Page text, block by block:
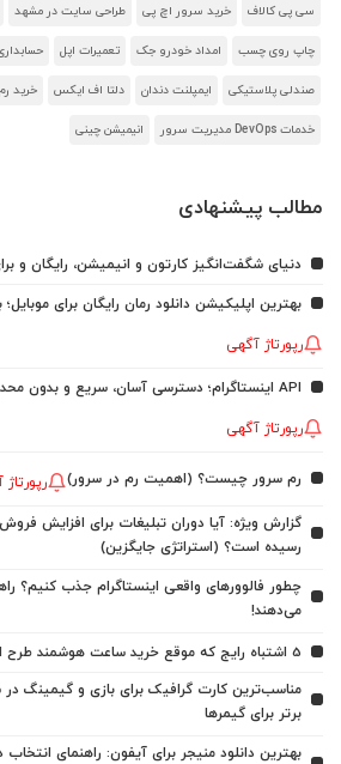
سی پی کالاف خرید سرور اچ پی طراحی سایت در مشهد
چاپ روی چسب امداد خودرو جک تعمیرات اپل
صندلی پلاستیکی ایمپلنت دندان دلتا اف ایکس خرید
خدمات DevOps مدیریت سرور انیمیشن چینی
مطالب پیشنهادی
دنیای شگفت‌انگیز کارتون و انیمیشن، رایگان و
بهترین اپلیکیشن دانلود رمان رایگان برای
رپورتاژ آگهی
API اینستاگرام؛ دسترسی آسان، سریع و بدون محدودیت به اطلاعات اینستاگرام
رپورتاژ آگهی
رم سرور چیست؟ (اهمیت رم در سرور)
گزارش ویژه: آیا دوران تبلیغات برای افزایش
رسیده است؟ (استراتژی جایگزین)
چطور فالوورهای واقعی اینستاگرام جذب کنیم؟
می‌دهند!
5 اشتباه رایج که موقع خرید ساعت هوشمند طرح اپل واچ نباید انجام بدید!
برتر برای گیمرها
بهترین دانلود منیجر برای آیفون: راهنمای انتخاب